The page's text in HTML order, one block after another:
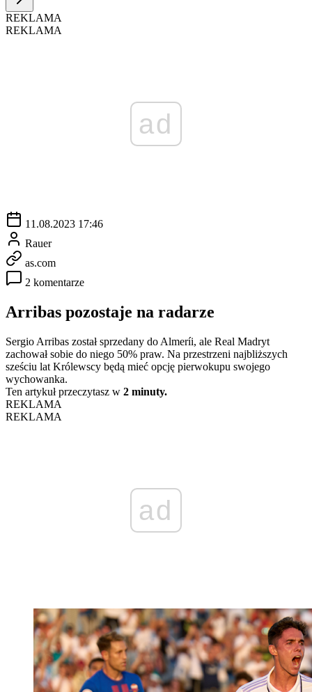
REKLAMA
REKLAMA
ad
11.08.2023 17:46
Rauer
as.com
2 komentarze
Arribas pozostaje na radarze
Sergio Arribas został sprzedany do Almeríi, ale Real Madryt
zachował sobie do niego 50% praw. Na przestrzeni najbliższych
sześciu lat Królewscy będą mieć opcję pierwokupu swojego
wychowanka.
Ten artykuł przeczytasz w 2 minuty.
REKLAMA
REKLAMA
ad